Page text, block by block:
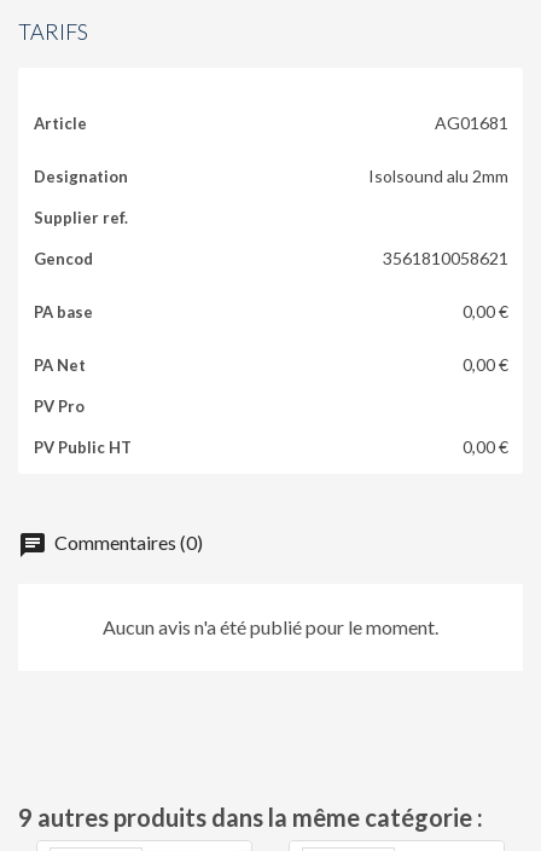
TARIFS
AG01681
Isolsound alu 2mm
3561810058621
0,00 €
0,00 €
0,00 €
chat Commentaires (0)
Aucun avis n'a été publié pour le moment.
9 autres produits dans la même catégorie :